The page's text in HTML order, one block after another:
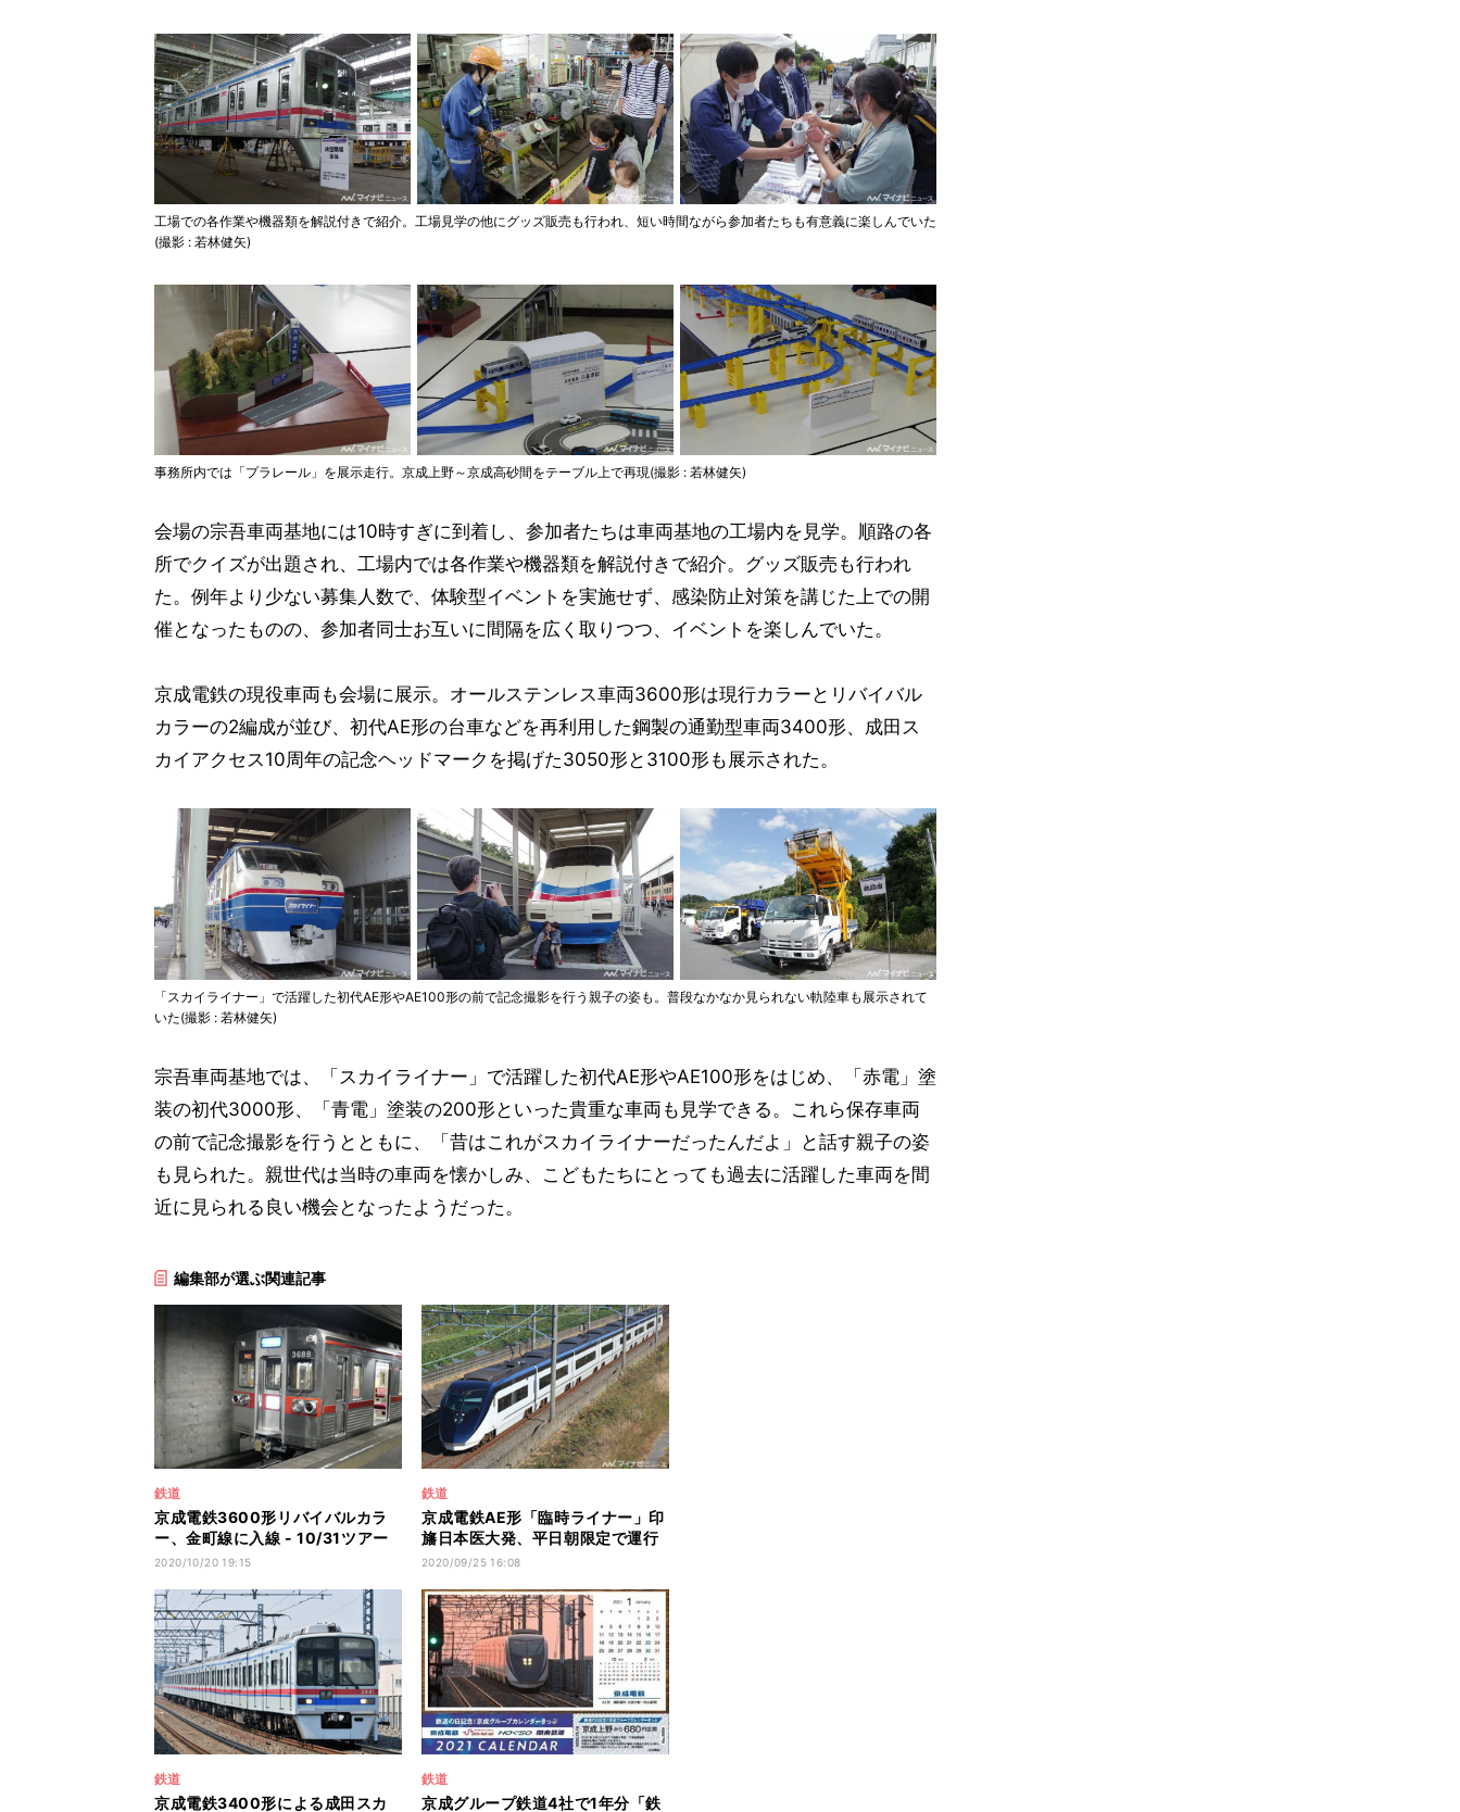
工場での各作業や機器類を解説付きで紹介。工場見学の他にグッズ販売も行われ、短い時間ながら参加者たちも有意義に楽しんでいた
(撮影 : 若林健矢)
事務所内では「プラレール」を展示走行。京成上野～京成高砂間をテーブル上で再現(撮影 : 若林健矢)
会場の宗吾車両基地には10時すぎに到着し、参加者たちは車両基地の工場内を見学。順路の各
所でクイズが出題され、工場内では各作業や機器類を解説付きで紹介。グッズ販売も行われ
た。例年より少ない募集人数で、体験型イベントを実施せず、感染防止対策を講じた上での開
催となったものの、参加者同士お互いに間隔を広く取りつつ、イベントを楽しんでいた。
京成電鉄の現役車両も会場に展示。オールステンレス車両3600形は現行カラーとリバイバル
カラーの2編成が並び、初代AE形の台車などを再利用した鋼製の通勤型車両3400形、成田ス
カイアクセス10周年の記念ヘッドマークを掲げた3050形と3100形も展示された。
「スカイライナー」で活躍した初代AE形やAE100形の前で記念撮影を行う親子の姿も。普段なかなか見られない軌陸車も展示されて
いた(撮影 : 若林健矢)
宗吾車両基地では、「スカイライナー」で活躍した初代AE形やAE100形をはじめ、「赤電」塗
装の初代3000形、「青電」塗装の200形といった貴重な車両も見学できる。これら保存車両
の前で記念撮影を行うとともに、「昔はこれがスカイライナーだったんだよ」と話す親子の姿
も見られた。親世代は当時の車両を懐かしみ、こどもたちにとっても過去に活躍した車両を間
近に見られる良い機会となったようだった。
編集部が選ぶ関連記事
鉄道
京成電鉄3600形リバイバルカラ
ー、金町線に入線 - 10/31ツアー
開催
2020/10/20 19:15
鉄道
京成電鉄AE形「臨時ライナー」印
旛日本医大発、平日朝限定で運行
へ
2020/09/25 16:08
鉄道
京成電鉄3400形による成田スカ
鉄道
京成グループ鉄道4社で1年分「鉄